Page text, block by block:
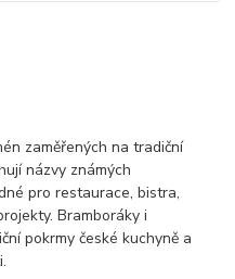
zaměřených na tradiční
názvy známých
pro restaurace, bistra,
Bramboráky i
pokrmy české kuchyně a